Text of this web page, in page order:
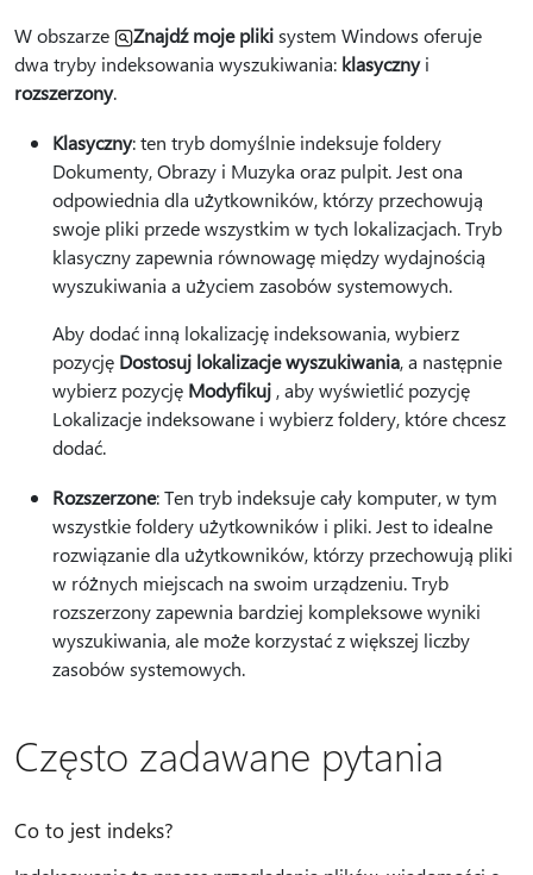
W obszarze Znajdź moje plikisystem Windows oferuje
dwa tryby indeksowania wyszukiwania: klasycznyi
rozszerzony.
Klasyczny: ten tryb domyślnie indeksuje foldery
Dokumenty, Obrazy i Muzyka oraz pulpit. Jest ona
odpowiednia dla użytkowników, którzy przechowują
swoje pliki przede wszystkim w tych lokalizacjach. Tryb
klasyczny zapewnia równowagę między wydajnością
wyszukiwania a użyciem zasobów systemowych.
Aby dodać inną lokalizację indeksowania, wybierz
pozycję Dostosuj lokalizacje wyszukiwania, a następnie
wybierz pozycję Modyfikuj , aby wyświetlić pozycję
Lokalizacje indeksowane i wybierz foldery, które chcesz
dodać.
Rozszerzone: Ten tryb indeksuje cały komputer, w tym
wszystkie foldery użytkowników i pliki. Jest to idealne
rozwiązanie dla użytkowników, którzy przechowują pliki
w różnych miejscach na swoim urządzeniu. Tryb
rozszerzony zapewnia bardziej kompleksowe wyniki
wyszukiwania, ale może korzystać z większej liczby
zasobów systemowych.
Często zadawane pytania
Co to jest indeks?